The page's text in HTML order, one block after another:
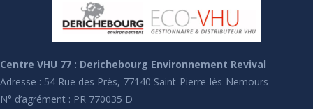
Centre VHU 77 : Derichebourg Environnement Revival
Adresse : 54 Rue des Prés, 77140 Saint-Pierre-lès-Nemours
N° d’agrément : PR 770035 D